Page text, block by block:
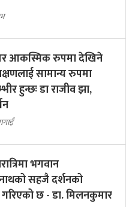
आकस्मिक रुपमा देखिने
सामान्य रुपमा
हुन्छः डा राजीव झा,
भगवान
सहजै दर्शनको
गरिएको छ - डा. मिलनकुमार